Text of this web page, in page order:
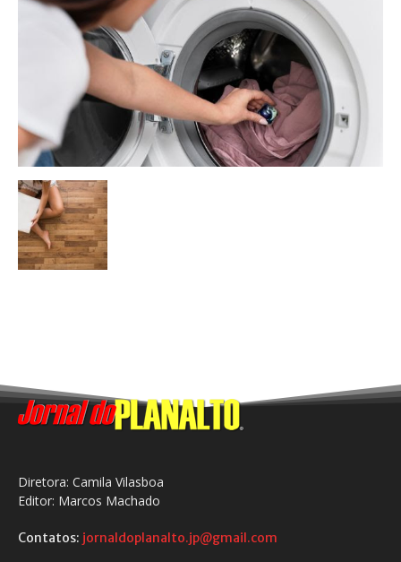
Diretora: Camila Vilasboa
Editor: Marcos Machado
Contatos: jornaldoplanalto.jp@gmail.com